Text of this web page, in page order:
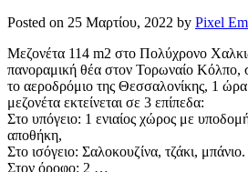
Posted on 25 Μαρτίου, 2022 by Pixel
Μεζονέτα 114 m2 στο Πολύχρονο
πανοραμική θέα στον Τορωναίο
το αεροδρόμιο της Θεσσαλονίκης, 1
μεζονέτα εκτείνεται σε 3 επίπεδα:
Στο υπόγειο: 1 ενιαίος χώρος με
αποθήκη,
Στο ισόγειο: Σαλοκουζίνα, τζάκι, μπάνιο.
Στον όροφο: 2 …